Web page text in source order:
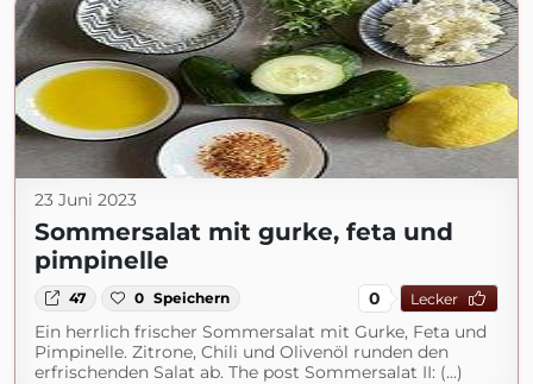
23 Juni 2023
Sommersalat mit gurke, feta und
pimpinelle
47 0 Speichern 0 Lecker
Ein herrlich frischer Sommersalat mit Gurke, Feta und
Pimpinelle. Zitrone, Chili und Olivenöl runden den
erfrischenden Salat ab. The post Sommersalat II: (...)